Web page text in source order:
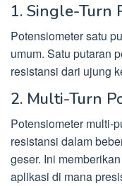
1. Single-Turn
Potensiometer satu
umum. Satu putaran
resistansi dari ujung
2. Multi-Turn
Potensiometer multi-
resistansi dalam
geser. Ini
aplikasi di mana